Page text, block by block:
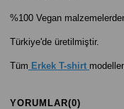
%100 Vegan
Türkiye'de üretilmiştir.
Tüm Erkek T-shirt
YORUMLAR(0)